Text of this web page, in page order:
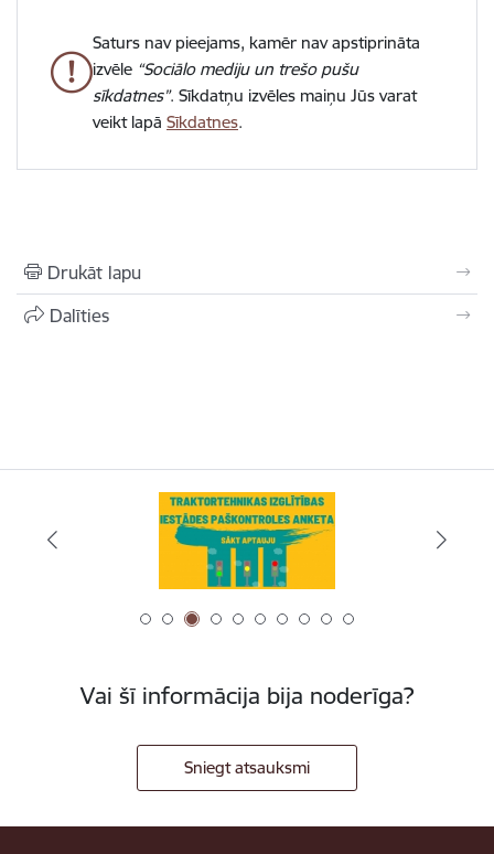
Saturs nav pieejams, kamēr nav apstiprināta
izvēle “Sociālo mediju un trešo pušu
sīkdatnes”. Sīkdatņu izvēles maiņu Jūs varat
veikt lapā Sīkdatnes.
Drukāt lapu
Dalīties
Vai šī informācija bija noderīga?
Sniegt atsauksmi